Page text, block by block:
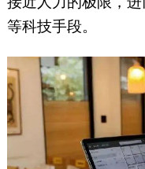
等科技手段。